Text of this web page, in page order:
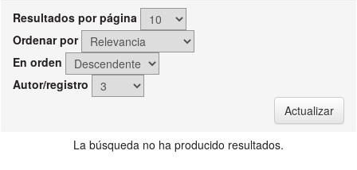
Resultados por página
Ordenar por
En orden
Autor/registro
La búsqueda no ha producido resultados.